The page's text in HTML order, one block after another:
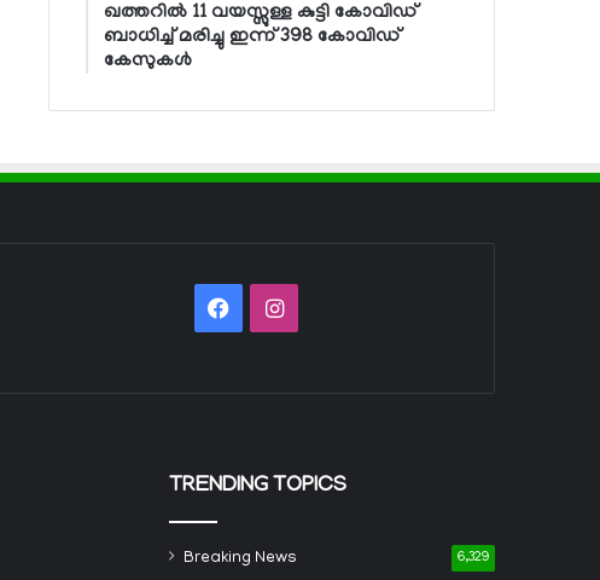
ഖത്തറില്‍ 11 വയസ്സുള്ള കുട്ടി കോവിഡ്
ബാധിച്ച് മരിച്ചു ഇന്ന് 398 കോവിഡ്
കേസുകള്‍
FacebookInstagram
TRENDING TOPICS
Breaking News 6,329